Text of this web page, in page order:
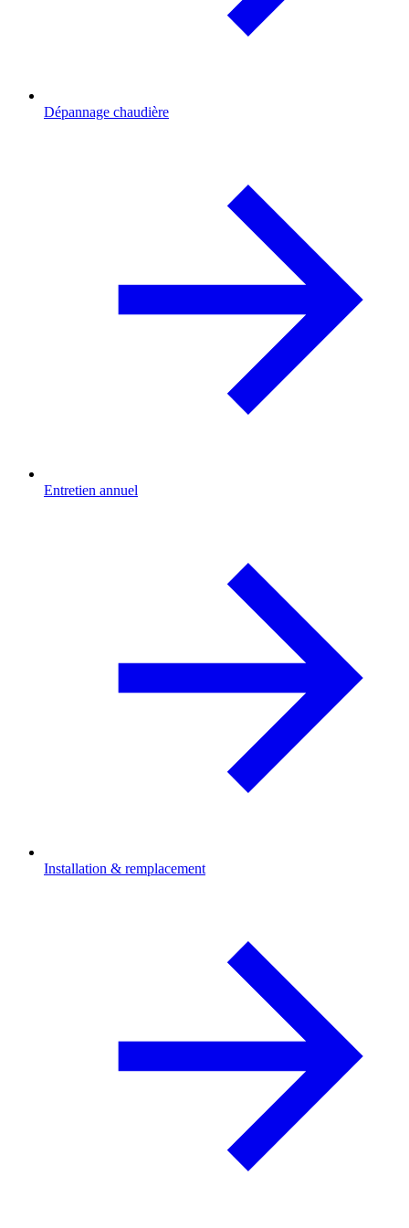
Dépannage chaudière
Entretien annuel
Installation & remplacement